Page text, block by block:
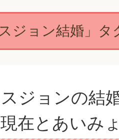
スジョン結婚」タ
ジョンの結
在とあいみ